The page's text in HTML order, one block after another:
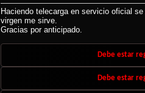
Haciendo telecarga en servicio oficial
virgen me sirve.
Gracias por anticipado.
Debe estar
Debe estar